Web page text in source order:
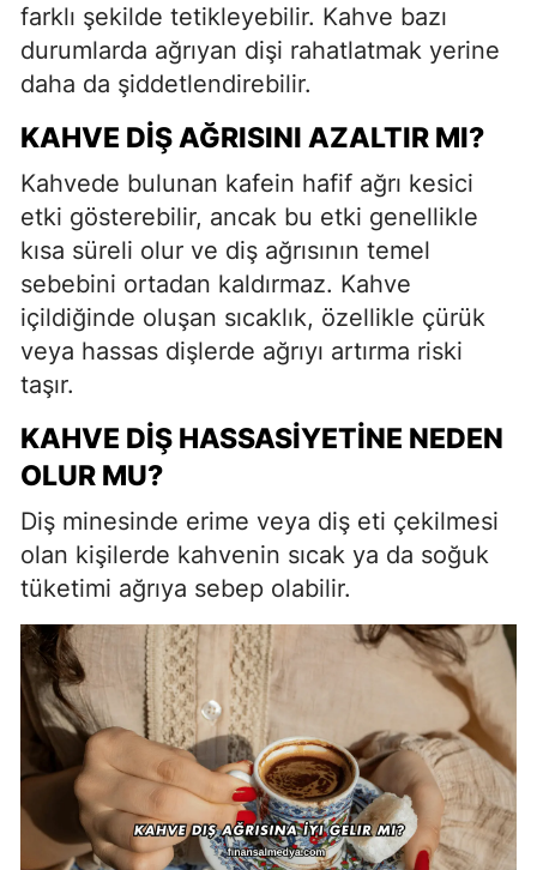
farklı şekilde tetikleyebilir. Kahve bazı
durumlarda ağrıyan dişi rahatlatmak yerine
daha da şiddetlendirebilir.
KAHVE DIŞ AĞRISINI AZALTIR MI?
Kahvede bulunan kafein hafif ağrı kesici
etki gösterebilir, ancak bu etki genellikle
kısa süreli olur ve diş ağrısının temel
sebebini ortadan kaldırmaz. Kahve
içildiğinde oluşan sıcaklık, özellikle çürük
veya hassas dişlerde ağrıyı artırma riski
taşır.
KAHVE DIŞ HASSASIYETINE NEDEN
OLUR MU?
Diş minesinde erime veya diş eti çekilmesi
olan kişilerde kahvenin sıcak ya da soğuk
tüketimi ağrıya sebep olabilir.